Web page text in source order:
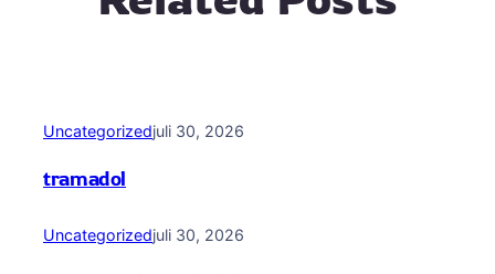
Uncategorizedjuli 30, 2026
tramadol
Uncategorizedjuli 30, 2026